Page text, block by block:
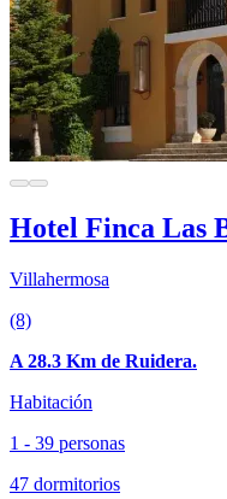
Hotel Finca Las
Villahermosa
(8)
A 28.3 Km de Ruidera.
Habitación
1 - 39 personas
47 dormitorios